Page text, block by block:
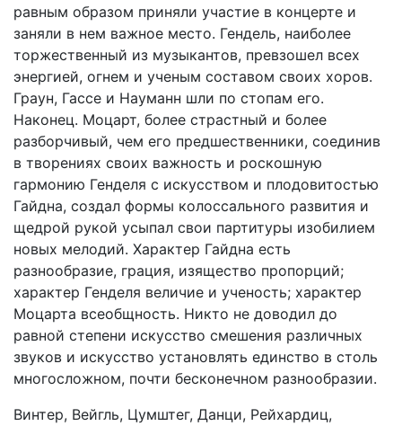
равным образом приняли участие в концерте и
заняли в нем важное место. Гендель, наиболее
торжественный из музыкантов, превзошел всех
энергией, огнем и ученым составом своих хоров.
Граун, Гассе и Науманн шли по стопам его.
Наконец. Моцарт, более страстный и более
разборчивый, чем его предшественники, соединив
в творениях своих важность и роскошную
гармонию Генделя с искусством и плодовитостью
Гайдна, создал формы колоссального развития и
щедрой рукой усыпал свои партитуры изобилием
новых мелодий. Характер Гайдна есть
разнообразие, грация, изящество пропорций;
характер Генделя величие и ученость; характер
Моцарта всеобщность. Никто не доводил до
равной степени искусство смешения различных
звуков и искусство установлять единство в столь
многосложном, почти бесконечном разнообразии.
Винтер, Вейгль, Цумштег, Данци, Рейхардиц,